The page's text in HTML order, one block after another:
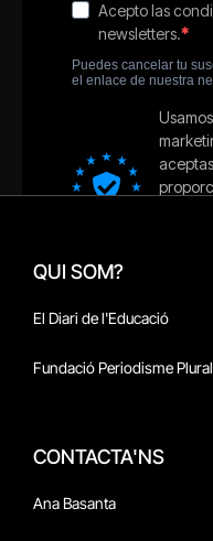
QUI SOM?
El Diari de l'Educació
Fundació Periodisme Plural
CONTACTA'NS
Ana Basanta